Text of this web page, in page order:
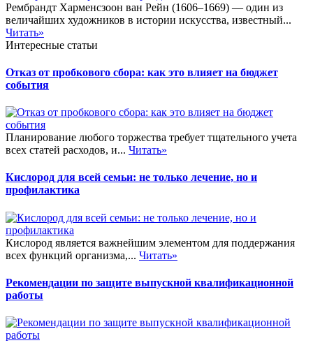
Рембрандт Харменсзоон ван Рейн (1606–1669) — один из
величайших художников в истории искусства, известный...
Читать»
Интересные статьи
Отказ от пробкового сбора: как это влияет на бюджет
события
Планирование любого торжества требует тщательного учета
всех статей расходов, и... Читать»
Кислород для всей семьи: не только лечение, но и
профилактика
Кислород является важнейшим элементом для поддержания
всех функций организма,... Читать»
Рекомендации по защите выпускной квалификационной
работы